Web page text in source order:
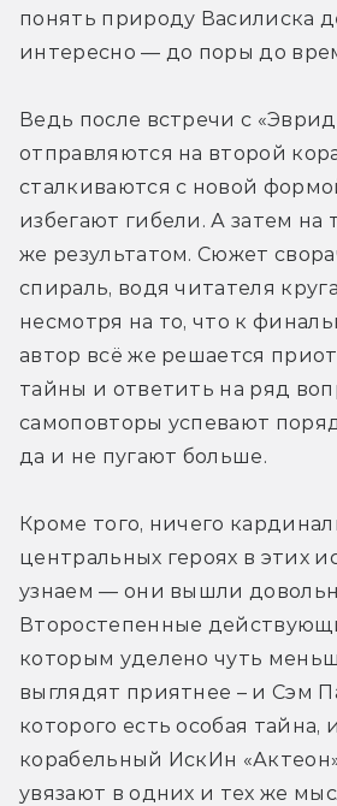
понять природу Василиска
интересно — до поры до
Ведь после встречи с
отправляются на второй
сталкиваются с новой
избегают гибели. А затем на
же результатом. Сюжет
спираль, водя читателя
несмотря на то, что к
автор всё же решается
тайны и ответить на ряд
самоповторы успевают
да и не пугают больше.
Кроме того, ничего
центральных героях в этих
узнаем — они вышли
Второстепенные
которым уделено чуть
выглядят приятнее – и Сэм
которого есть особая тайна,
корабельный ИскИн «Актеон
увязают в одних и тех же